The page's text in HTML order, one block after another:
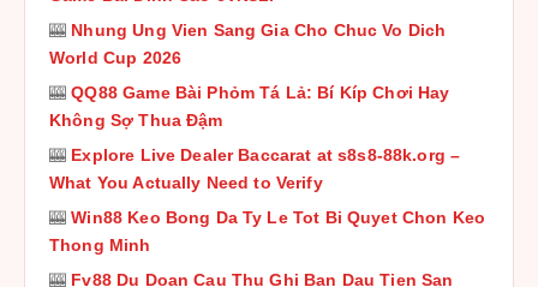
🎰 Nhung Ung Vien Sang Gia Cho Chuc Vo Dich
World Cup 2026
🎰QQ88 Game Bài Phỏm Tá Lả: Bí Kíp Chơi Hay
Không Sợ Thua Đậm
🎰 Explore Live Dealer Baccarat at s8s8-88k.org –
What You Actually Need to Verify
🎰Win88 Keo Bong Da Ty Le Tot Bi Quyet Chon Keo
Thong Minh
🎰 Fv88 Du Doan Cau Thu Ghi Ban Dau Tien San